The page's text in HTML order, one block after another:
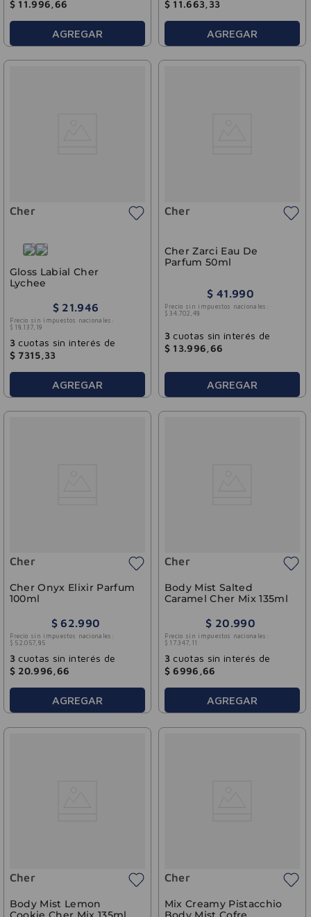
$ 11.996 66
AGREGAR
$ 11.663 33
AGREGAR
Cher
Gloss Labial Cher
Lychee
$ 21 946
Precio sin impuestos nacionales:
$ 18 137 19
3 cuotas sin interés de
$ 7315 33
AGREGAR
Cher
Cher Zarci Eau De
Parfum 50ml
$ 41 990
Precio sin impuestos nacionales:
$ 34 702 48
3 cuotas sin interés de
$ 13.996 66
AGREGAR
Cher
Cher Onyx Elixir Parfum
100ml
$ 62.990
Precio sin impuestos nacionales:
$ 52 .057, 85
3 cuotas sin interés de
$ 20.996 66
AGREGAR
Cher
Body Mist Salted
Caramel Cher Mix 135ml
$ 20.990
Precio sin impuestos nacionales:
$ 17.347, 11
3 cuotas sin interés de
$ 6996 ,66
AGREGAR
Cher
Body Mist Lemon
Cher
Mix Creamy Pistacchio